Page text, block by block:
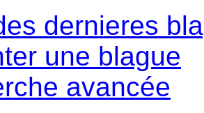
dernieres
une blague
avancée